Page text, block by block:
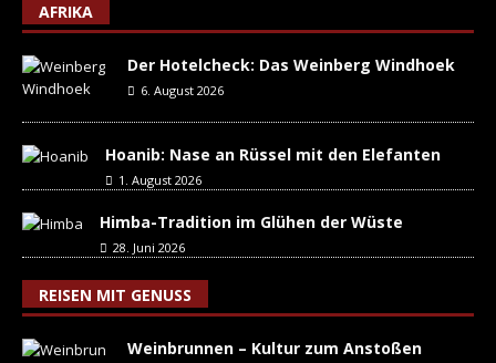
AFRIKA
Der Hotelcheck: Das Weinberg Windhoek
6. August 2026
Hoanib: Nase an Rüssel mit den Elefanten
1. August 2026
Himba-Tradition im Glühen der Wüste
28. Juni 2026
REISEN MIT GENUSS
Weinbrunnen – Kultur zum Anstoßen